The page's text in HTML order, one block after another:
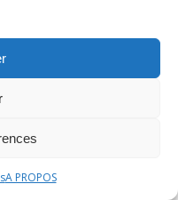
A PROPOS